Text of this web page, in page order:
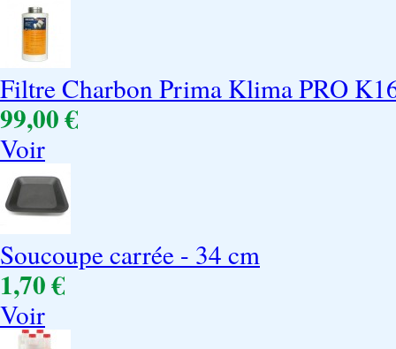
Filtre Charbon Prima Klima PRO
99,00 €
Voir
Soucoupe carrée - 34 cm
1,70 €
Voir